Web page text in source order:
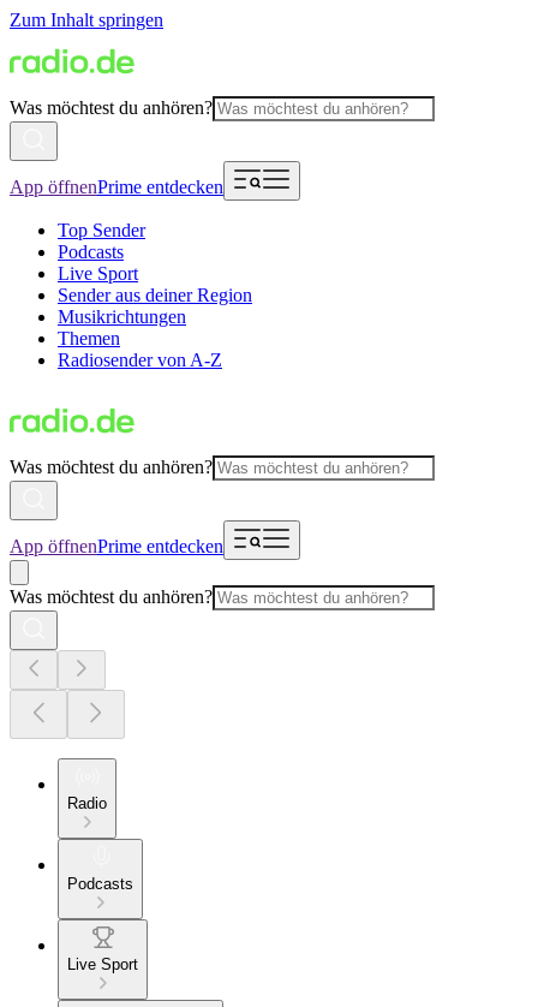
Zum Inhalt springen
Was möchtest du anhören?
App öffnenPrime entdecken
Top Sender
Podcasts
Live Sport
Sender aus deiner Region
Musikrichtungen
Themen
Radiosender von A-Z
Was möchtest du anhören?
App öffnenPrime entdecken
Was möchtest du anhören?
Radio
Podcasts
Live Sport